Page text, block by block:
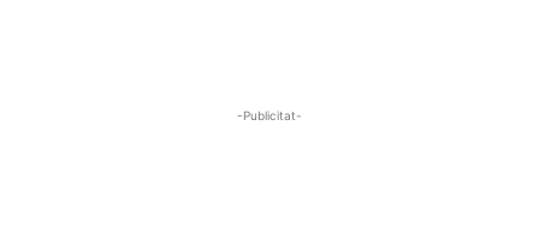
-Publicitat-